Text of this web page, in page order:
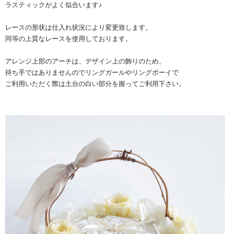
ラスティックがよく似合います♪
レースの形状は仕入れ状況により変更致します。
同等の上質なレースを使用しております。
アレンジ上部のアーチは、デザイン上の飾りのため、
持ち手ではありませんのでリングガールやリングボーイで
ご利用いただく際は土台の白い部分を握ってご利用下さい。